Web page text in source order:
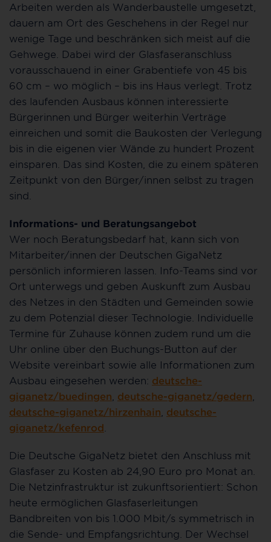
Arbeiten werden als Wanderbaustelle umgesetzt,
dauern am Ort des Geschehens in der Regel nur
wenige Tage und beschränken sich meist auf die
Gehwege. Dabei wird der Glasfaseranschluss
vorausschauend in einer Grabentiefe von 45 bis
60 cm – wo möglich – bis ins Haus verlegt. Trotz
des laufenden Ausbaus können interessierte
Bürgerinnen und Bürger weiterhin Verträge
einreichen und somit die Baukosten der Verlegung
bis in die eigenen vier Wände zu hundert Prozent
einsparen. Das sind Kosten, die zu einem späteren
Zeitpunkt von den Bürger/innen selbst zu tragen
sind.
Informations- und Beratungsangebot
Wer noch Beratungsbedarf hat, kann sich von
Mitarbeiter/innen der Deutschen GigaNetz
persönlich informieren lassen. Info-Teams sind vor
Ort unterwegs und geben Auskunft zum Ausbau
des Netzes in den Städten und Gemeinden sowie
zu dem Potenzial dieser Technologie. Individuelle
Termine für Zuhause können zudem rund um die
Uhr online über den Buchungs-Button auf der
Website vereinbart sowie alle Informationen zum
Ausbau eingesehen werden: deutsche-
giganetz/buedingen deutsche-giganetz/gedern
deutsche-giganetz/hirzenhain deutsche-
giganetz/kefenrod
Die Deutsche GigaNetz bietet den Anschluss mit
Glasfaser zu Kosten ab 24,90 Euro pro Monat an.
Die Netzinfrastruktur ist zukunftsorientiert: Schon
heute ermöglichen Glasfaserleitungen
Bandbreiten von bis 1.000 Mbit/s symmetrisch in
die Sende- und Empfangsrichtung. Der Wechsel